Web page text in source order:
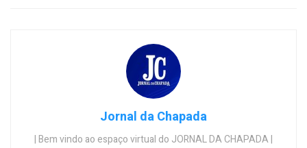
Jornal da Chapada
| Bem vindo ao espaço virtual do JORNAL DA CHAPADA |